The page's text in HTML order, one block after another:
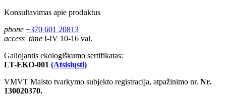
Konsultavimas apie produktus
phone +370 601 20813
access_time I-IV 10-16 val.
Galiojantis ekologiškumo sertifikatas:
LT-EKO-001 (Atsisiųsti)
VMVT Maisto tvarkymo subjekto registracija, atpažinimo nr. Nr.
130020370.